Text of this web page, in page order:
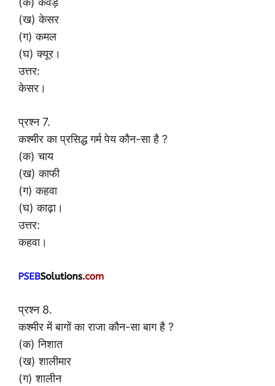
(ख) केसर
(ग) कमल
(घ) क्यूर।
उत्तर:
केसर।
प्रश्न 7.
कश्मीर का प्रसिद्ध गर्म पेय कौन-सा है ?
(क) चाय
(ख) काफी
(ग) कहवा
(घ) काढ़ा।
उत्तर:
कहवा।
प्रश्न 8.
कश्मीर में बागों का राजा कौन-सा बाग है ?
(क) निशात
(ख) शालीमार
(ग) शालीन